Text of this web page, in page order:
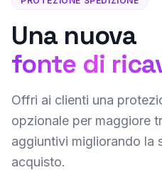
Una nuova
fonte di
Offri ai clienti una
opzionale per maggiore
aggiuntivi migliorando la
acquisto.